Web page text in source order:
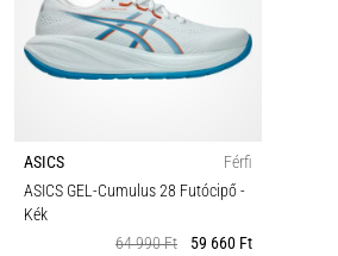
ASICS
Férfi
ASICS GEL-Cumulus 28 Futócipő-
Kék
64 990 Ft
59 660 Ft